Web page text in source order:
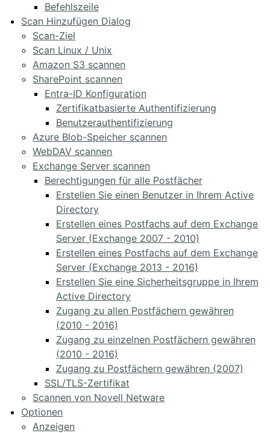
Befehlszeile
Scan Hinzufügen Dialog
Scan-Ziel
Scan Linux / Unix
Amazon S3 scannen
SharePoint scannen
Entra-ID Konfiguration
Zertifikatbasierte Authentifizierung
Benutzerauthentifizierung
Azure Blob-Speicher scannen
WebDAV scannen
Exchange Server scannen
Berechtigungen für alle Postfächer
Erstellen Sie einen Benutzer in Ihrem Active
Directory
Erstellen eines Postfachs auf dem Exchange
Server (Exchange 2007 - 2010)
Erstellen eines Postfachs auf dem Exchange
Server (Exchange 2013 - 2016)
Erstellen Sie eine Sicherheitsgruppe in Ihrem
Active Directory
Zugang zu allen Postfächern gewähren
(2010 - 2016)
Zugang zu einzelnen Postfächern gewähren
(2010 - 2016)
Zugang zu Postfächern gewähren (2007)
SSL/TLS-Zertifikat
Scannen von Novell Netware
Optionen
Anzeigen